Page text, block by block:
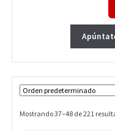
Mostrando 37–48 de 221